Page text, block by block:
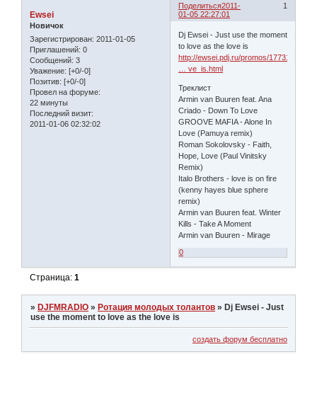
Поделиться 1
2011-
01-05 22:27:01
Ewsei
Новичок
Зарегистрирован: 2011-01-05
Приглашений: 0
Сообщений: 3
Уважение: [+0/-0]
Позитив: [+0/-0]
Провел на форуме:
22 минуты
Последний визит:
2011-01-06 02:32:02
Dj Ewsei - Just use the moment
to love as the love is
http://ewsei.pdj.ru/promos/1773133/Dj_E
… ve_is.html
Треклист
Armin van Buuren feat. Ana
Criado - Down To Love
GROOVE MAFIA - Alone In
Love (Pamuya remix)
Roman Sokolovsky - Faith,
Hope, Love (Paul Vinitsky
Remix)
Italo Brothers - love is on fire
(kenny hayes blue sphere
remix)
Armin van Buuren feat. Winter
Kills - Take A Moment
Armin van Buuren - Mirage
0
Страница:1
»DJFMRADIO »Ротация молодых толантов »Dj Ewsei - Just
use the moment to love as the love is
создать форум бесплатно